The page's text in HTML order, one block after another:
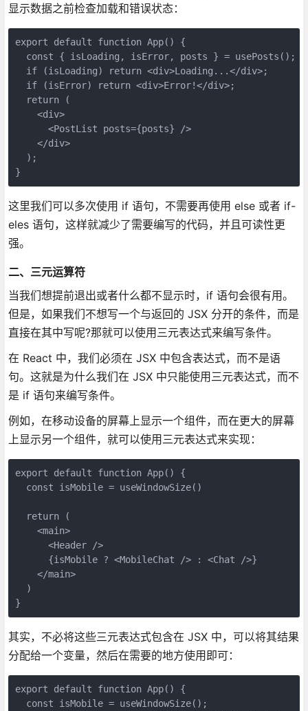
显示数据之前检查加载和错误状态：
export default function App() {
const { isLoading, isError, posts } =
  if (isLoading) return <div>Loading...</div>;
  if (isError) return <div>Error!</div>;
  return (
    <div>
      <PostList posts={posts} />
    </div>
  );
}
这里我们可以多次使用 if 语句，不需要再使用 else 或者 if-
eles 语句，这样就减少了需要编写的代码，并且可读性更
强。
二、三元运算符
当我们想提前退出或者什么都不显示时，if 语句会很有用。
但是，如果我们不想写一个与返回的 JSX 分开的条件，而是
直接在其中写呢?那就可以使用三元表达式来编写条件。
在 React 中，我们必须在 JSX 中包含表达式，而不是语
句。这就是为什么我们在 JSX 中只能使用三元表达式，而不
是 if 语句来编写条件。
例如，在移动设备的屏幕上显示一个组件，而在更大的屏幕
上显示另一个组件，就可以使用三元表达式来实现：
export default function App() {
  const isMobile = useWindowSize()
  return (
    <main>
      <Header />
      {isMobile ? <MobileChat /> : <Chat />}
    </main>
  )
}
其实，不必将这些三元表达式包含在 JSX 中，可以将其结果
分配给一个变量，然后在需要的地方使用即可：
export default function App() {
  const isMobile = useWindowSize();